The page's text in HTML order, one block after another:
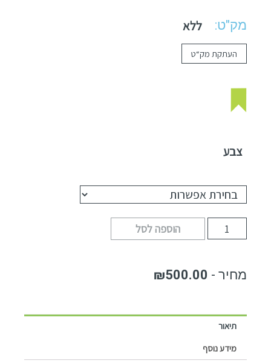
מק"ט: ללא
העתקת מק“ט
צבע
הוספה לסל
₪500.00
תיאור
מידע נוסף